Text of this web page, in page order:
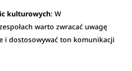
kulturowych: W
warto zwracać uwagę
i dostosowywać ton komunikacji